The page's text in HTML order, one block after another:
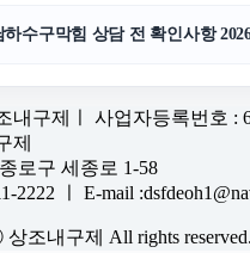
하수구막힘 상담 전 확인사항
내구제ㅣ 사업자등록번호 :
제
로구 세종로 1-58
2222 ㅣ E-mail
조내구제 All rights reserved.